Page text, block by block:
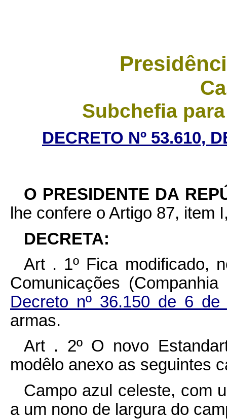
Subchefia
DECRETO Nº 53.610,
O PRESIDENTE DA
lhe confere o Artigo 87, item
DECRETA:
Art . 1º Fica modificado,
Comunicações
Decreto nº 36.150 de 6
armas.
Art . 2º O novo
modêlo anexo as seguintes
Campo azul celeste, com
a um nono de largura do